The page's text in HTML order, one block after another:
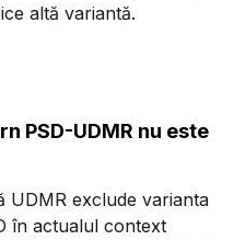
altă variantă.
PSD-UDMR nu este
UDMR exclude varianta
în actualul context